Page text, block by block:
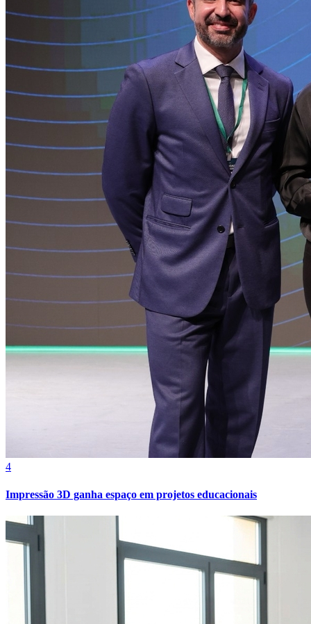
Bahia
3
Grupo Cyrela é reconhecido como Empresa Pró-Ética 2025-
2026